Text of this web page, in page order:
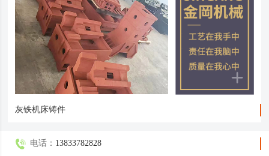
球形立柱 机床铸件5 机床导轨3 灰铁机头铸件
压铸缩孔原因解决措施 球铁铸造三大亮点 机床底座铸造方式
机床底座是什么 轴承支架 箱体铸件 机床床脚 球墨铸件
球体磨床 机床铸铁 球铁铸件介绍
灰铁机床铸件
电话： 13833782828